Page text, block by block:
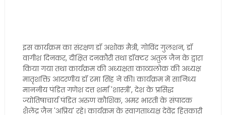
इस कार्यक्रम का संरक्षण डॉ अशोक मैत्री, गोविंद गुलशन, डॉ
वागीश दिनकर, दीक्षित दनकौरी तथा डॉक्टर अतुल जैन के द्वारा
किया गया तथा कार्यक्रम की अध्यक्षता काव्यलोक की अध्यक्ष
मातृशक्ति आदरणीय डॉ रमा सिंह ने की। कार्यक्रम में सानिध्य
माननीय पंडित गणेश दत्त शर्मा 'शास्त्री', देश के प्रसिद्ध
ज्योतिषाचार्य पंडित अरुण कौशिक, अमर भारती के संपादक
शैलेंद्र जैन 'अप्रिय' रहे। कार्यक्रम के स्वागताध्यक्ष देवेंद्र हितकारी